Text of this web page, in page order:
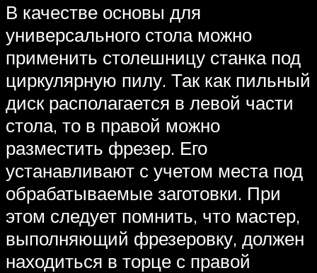
В качестве основы для
универсального стола можно
применить столешницу станка под
циркулярную пилу. Так как пильный
диск располагается в левой части
стола, то в правой можно
разместить фрезер. Его
устанавливают с учетом места под
обрабатываемые заготовки. При
этом следует помнить, что мастер,
выполняющий фрезеровку, должен
находиться в торце с правой